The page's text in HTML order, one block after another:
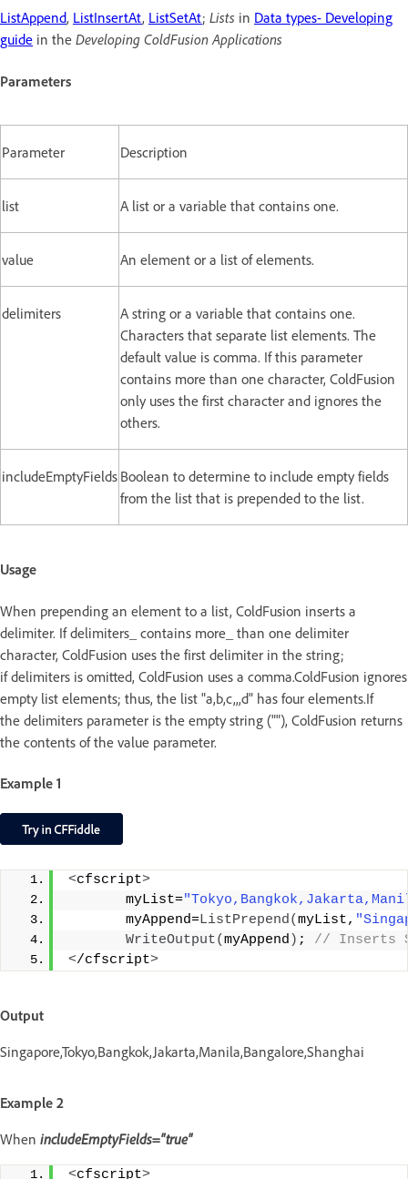
ListAppend, ListInsertAt, ListSetAt; Lists in Data types- Developing
guide in the Developing ColdFusion Applications
Parameters
Parameter Description
list A list or a variable that contains one.
value An element or a list of elements.
delimiters
A string or a variable that contains one.
Characters that separate list elements. The
default value is comma. If this parameter
contains more than one character, ColdFusion
only uses the first character and ignores the
others.
includeEmptyFields Boolean to determine to include empty fields
from the list that is prepended to the list.
Usage
When prepending an element to a list, ColdFusion inserts a
delimiter. If delimiters_ contains more_ than one delimiter
character, ColdFusion uses the first delimiter in the string;
if delimiters is omitted, ColdFusion uses a comma.ColdFusion ignores
empty list elements; thus, the list "a,b,c,,,d" has four elements.If
the delimiters parameter is the empty string (""), ColdFusion returns
the contents of the value parameter.
Example 1
<cfscript>
       myList=
       myAppend=
ListPrepend(myList,
WriteOutput(myAppend ) ;
// Inserts
</cfscript>
Output
Singapore,Tokyo,Bangkok,Jakarta,Manila,Bangalore,Shanghai
Example 2
When includeEmptyFields="true"
<cfscript>